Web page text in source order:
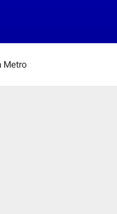
Metro